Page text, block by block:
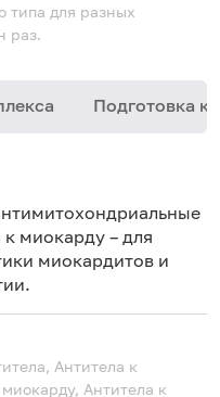
типа для разных
раз.
Подготовка к
к миокарду – для
миокардитов и
Антитела к
Антитела к